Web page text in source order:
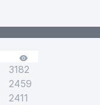
3182
2459
2411